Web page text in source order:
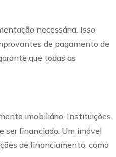
necessária. Isso
de pagamento de
que todas as
imobiliário. Instituições
ser financiado. Um imóvel
de financiamento, como